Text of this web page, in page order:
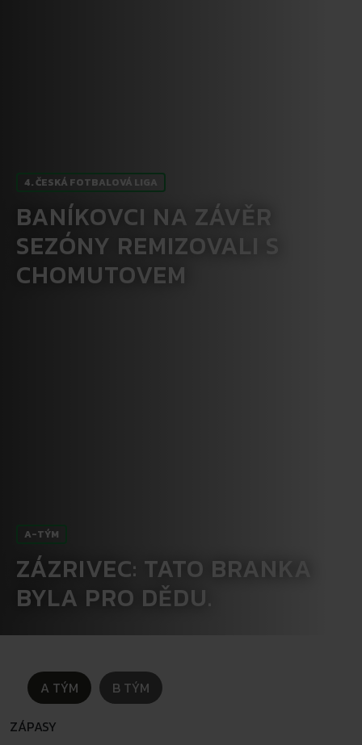
4. ČESKÁ FOTBALOVÁ LIGA
BANÍKOVCI NA ZÁVĚR
SEZÓNY REMIZOVALI S
CHOMUTOVEM
A-TÝM
ZÁZRIVEC: TATO BRANKA
BYLA PRO DĚDU.
A TÝM
B TÝM
ZÁPASY